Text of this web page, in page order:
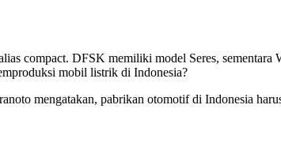
compact. DFSK memiliki model Seres,
mobil listrik di Indonesia?
mengatakan, pabrikan otomotif di Indonesia